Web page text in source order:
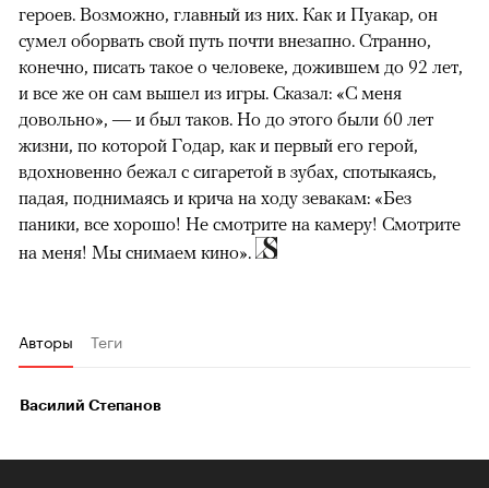
героев. Возможно, главный из них. Как и Пуакар, он
сумел оборвать свой путь почти внезапно. Странно,
конечно, писать такое о человеке, дожившем до 92 лет,
и все же он сам вышел из игры. Сказал: «С меня
довольно», — и был таков. Но до этого были 60 лет
жизни, по которой Годар, как и первый его герой,
вдохновенно бежал с сигаретой в зубах, спотыкаясь,
падая, поднимаясь и крича на ходу зевакам: «Без
паники, все хорошо! Не смотрите на камеру! Смотрите
на меня! Мы снимаем кино».
Авторы Теги
Василий Степанов